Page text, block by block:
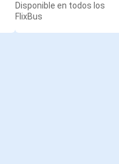
Disponible en todos los
FlixBus